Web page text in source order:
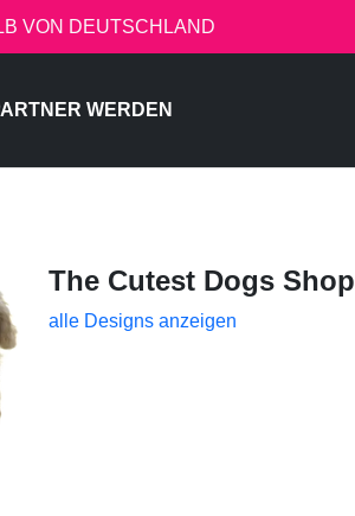
VON DEUTSCHLAND
WERDEN
The Cutest Dogs Shop
alle Designs anzeigen